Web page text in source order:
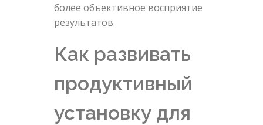
более объективное восприятие
результатов.
Как развивать
продуктивный
установку для